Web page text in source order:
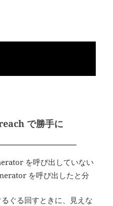
で勝手に
を呼び出していない
を呼び出したと分
ぐる回すときに、見えな